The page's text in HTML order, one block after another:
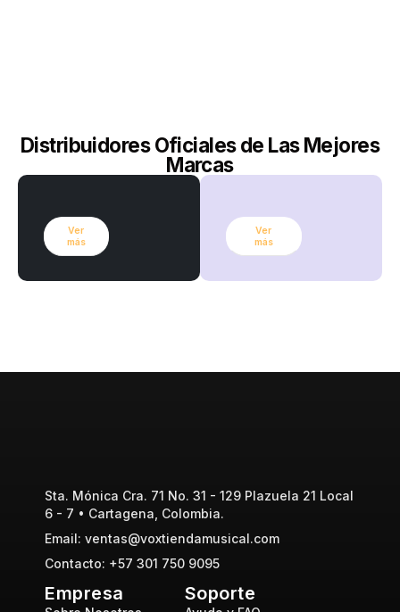
Distribuidores Oficiales de Las Mejores
Marcas
Ver
más
Ver
más
Sta. Mónica Cra. 71 No. 31 - 129 Plazuela 21 Local
6 - 7 • Cartagena, Colombia.
Email: ventas@voxtiendamusical.com
Contacto: +57 301 750 9095
Empresa Soporte